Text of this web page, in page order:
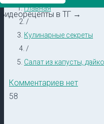
Видеорецепты в ТГ →
Главная
/
Кулинарные секреты
/
Салат из капусты,
Комментариев нет
58